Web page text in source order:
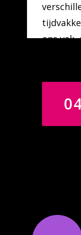
ons vak,